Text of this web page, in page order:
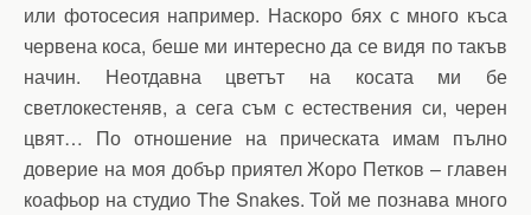
или фотосесия например. Наскоро бях с много къса
червена коса, беше ми интересно да се видя по такъв
начин. Неотдавна цветът на косата ми бе
светлокестеняв, а сега съм с естествения си, черен
цвят… По отношение на прическата имам пълно
доверие на моя добър приятел Жоро Петков – главен
коафьор на студио The Snakes. Той ме познава много